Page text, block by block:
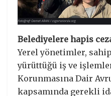
Belediyelere hapis
Yerel yönetimler,
yürüttüğü iş ve
Korunmasına Dair
kapsamında gerekli